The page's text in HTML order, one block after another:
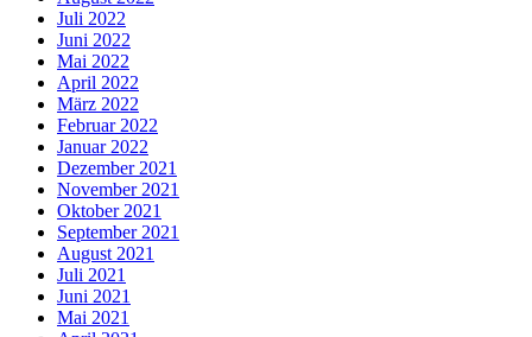
Juli 2022
Juni 2022
Mai 2022
April 2022
März 2022
Februar 2022
Januar 2022
Dezember 2021
November 2021
Oktober 2021
September 2021
August 2021
Juli 2021
Juni 2021
Mai 2021